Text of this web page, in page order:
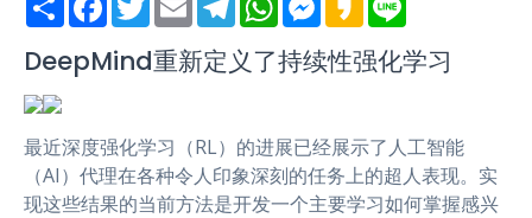
h
r
e
a
e
b
w
t
t
m
i
l
e
e
g
h
t
s
e
s
e
r
a
a
o
e
DeepMind重新定义了持续性强化学习
最近深度强化学习（RL）的进展已经展示了人工智能
（AI）代理在各种令人印象深刻的任务上的超人表现。实
现这些结果的当前方法是开发一个主要学习如何掌握感兴